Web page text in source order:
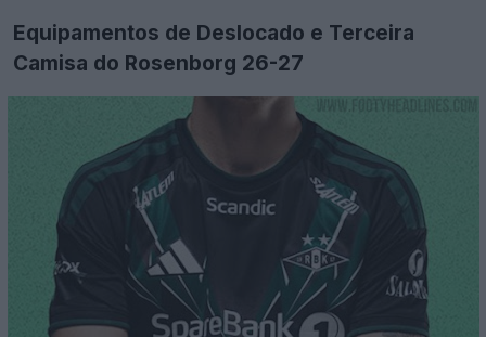
Equipamentos de Deslocado e Terceira
Camisa do Rosenborg 26-27